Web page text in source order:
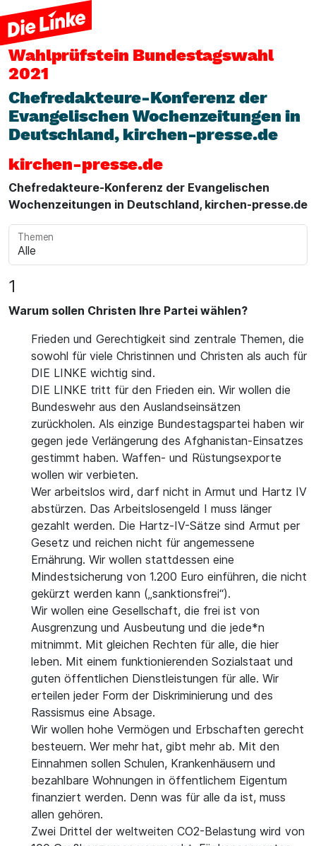
Wahlprüfstein Bundestagswahl
2021
Chefredakteure-Konferenz der
Evangelischen Wochenzeitungen in
Deutschland, kirchen-presse.de
kirchen-presse.de
Chefredakteure-Konferenz der Evangelischen
Wochenzeitungen in Deutschland, kirchen-presse.de
Themen
1
Warum sollen Christen Ihre Partei wählen?
Frieden und Gerechtigkeit sind zentrale Themen, die
sowohl für viele Christinnen und Christen als auch für
DIE LINKE wichtig sind.
DIE LINKE tritt für den Frieden ein. Wir wollen die
Bundeswehr aus den Auslandseinsätzen
zurückholen. Als einzige Bundestagspartei haben wir
gegen jede Verlängerung des Afghanistan-Einsatzes
gestimmt haben. Waffen- und Rüstungsexporte
wollen wir verbieten.
Wer arbeitslos wird, darf nicht in Armut und Hartz IV
abstürzen. Das Arbeitslosengeld I muss länger
gezahlt werden. Die Hartz-IV-Sätze sind Armut per
Gesetz und reichen nicht für angemessene
Ernährung. Wir wollen stattdessen eine
Mindestsicherung von 1.200 Euro einführen, die nicht
gekürzt werden kann („sanktionsfrei“).
Wir wollen eine Gesellschaft, die frei ist von
Ausgrenzung und Ausbeutung und die jede*n
mitnimmt. Mit gleichen Rechten für alle, die hier
leben. Mit einem funktionierenden Sozialstaat und
guten öffentlichen Dienstleistungen für alle. Wir
erteilen jeder Form der Diskriminierung und des
Rassismus eine Absage.
Wir wollen hohe Vermögen und Erbschaften gerecht
besteuern. Wer mehr hat, gibt mehr ab. Mit den
Einnahmen sollen Schulen, Krankenhäusern und
bezahlbare Wohnungen in öffentlichem Eigentum
finanziert werden. Denn was für alle da ist, muss
allen gehören.
Zwei Drittel der weltweiten CO2-Belastung wird von